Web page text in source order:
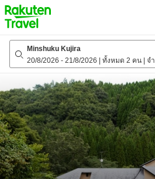
to
top
page
Minshuku Kujira
20/8/2026 - 21/8/2026 ทั้งหมด 2 คน จ